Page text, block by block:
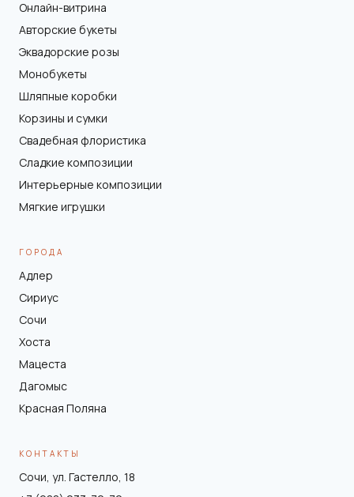
Онлайн-витрина
Авторские букеты
Эквадорские розы
Монобукеты
Шляпные коробки
Корзины и сумки
Свадебная флористика
Сладкие композиции
Интерьерные композиции
Мягкие игрушки
ГОРОДА
Адлер
Сириус
Сочи
Хоста
Мацеста
Дагомыс
Красная Поляна
КОНТАКТЫ
Сочи, ул. Гастелло, 18